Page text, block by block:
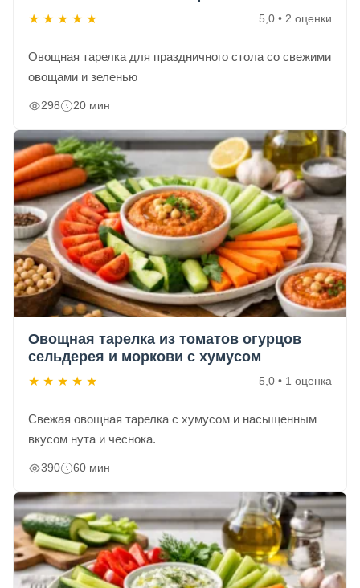
★ ★ ★ ★ ★ 5,0 • 2 оценки
Овощная тарелка для праздничного стола со свежими
овощами и зеленью
298 20 мин
Овощная тарелка из томатов огурцов
сельдерея и моркови с хумусом
★ ★ ★ ★ ★ 5,0 • 1 оценка
Свежая овощная тарелка с хумусом и насыщенным
вкусом нута и чеснока.
390 60 мин